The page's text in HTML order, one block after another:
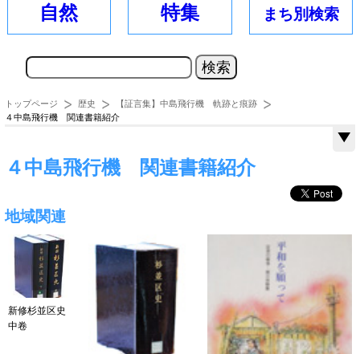
自然 特集 まち別検索
トップページ 歴史
【証言集】中島飛行機 軌跡と痕跡
４中島飛行機 関連書籍紹介
４中島飛行機 関連書籍紹介
地域関連
新修杉並区史
中卷